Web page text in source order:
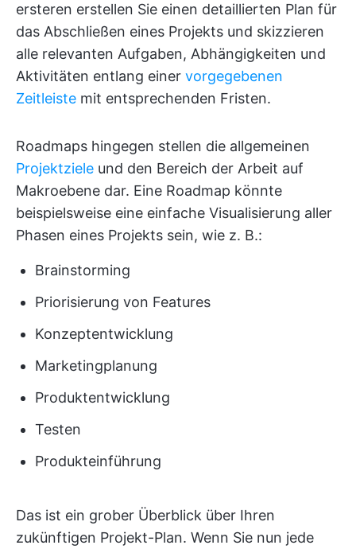
ersteren erstellen Sie einen detaillierten Plan für
das Abschließen eines Projekts und skizzieren
alle relevanten Aufgaben, Abhängigkeiten und
Aktivitäten entlang einer vorgegebenen
Zeitleiste mit entsprechenden Fristen.
Roadmaps hingegen stellen die allgemeinen
Projektziele und den Bereich der Arbeit auf
Makroebene dar. Eine Roadmap könnte
beispielsweise eine einfache Visualisierung aller
Phasen eines Projekts sein, wie z. B.:
Brainstorming
Priorisierung von Features
Konzeptentwicklung
Marketingplanung
Produktentwicklung
Testen
Produkteinführung
Das ist ein grober Überblick über Ihren
zukünftigen Projekt-Plan. Wenn Sie nun jede